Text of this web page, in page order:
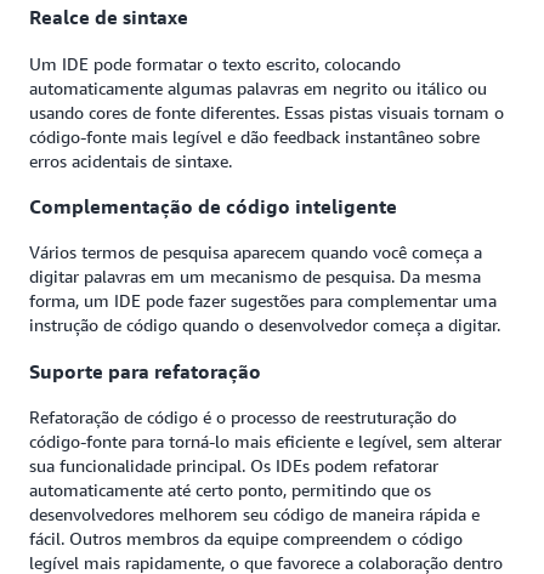
Realce de sintaxe
Um IDE pode formatar o texto escrito, colocando
automaticamente algumas palavras em negrito ou itálico ou
usando cores de fonte diferentes. Essas pistas visuais tornam o
código-fonte mais legível e dão feedback instantâneo sobre
erros acidentais de sintaxe.
Complementação de código inteligente
Vários termos de pesquisa aparecem quando você começa a
digitar palavras em um mecanismo de pesquisa. Da mesma
forma, um IDE pode fazer sugestões para complementar uma
instrução de código quando o desenvolvedor começa a digitar.
Suporte para refatoração
Refatoração de código é o processo de reestruturação do
código-fonte para torná-lo mais eficiente e legível, sem alterar
sua funcionalidade principal. Os IDEs podem refatorar
automaticamente até certo ponto, permitindo que os
desenvolvedores melhorem seu código de maneira rápida e
fácil. Outros membros da equipe compreendem o código
legível mais rapidamente, o que favorece a colaboração dentro